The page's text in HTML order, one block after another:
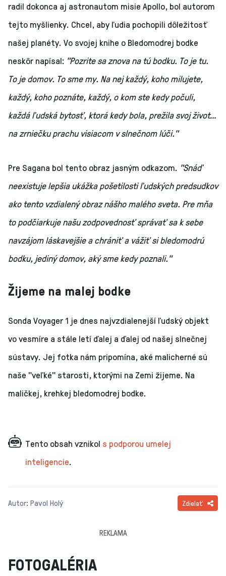
radil dokonca aj astronautom misie Apollo, bol autorom
tejto myšlienky. Chcel, aby ľudia pochopili dôležitosť
našej planéty. Vo svojej knihe o Bledomodrej bodke
neskôr napísal: "Pozrite sa znova na tú bodku. To je tu.
To je domov. To sme my. Na nej každý, koho milujete,
každý, koho poznáte, každý, o kom ste kedy počuli,
každá ľudská bytosť, ktorá kedy bola, prežila svoj život…
na zrniečku prachu visiacom v slnečnom lúči."
Pre Sagana bol tento obraz jasným odkazom. "Snáď
neexistuje lepšia ukážka pošetilosti ľudských predsudkov
ako tento vzdialený obraz nášho malého sveta. Pre mňa
to podčiarkuje našu zodpovednosť správať sa k sebe
navzájom láskavejšie a chrániť a vážiť si bledomodrú
bodku, jediný domov, aký sme kedy poznali."
Žijeme na malej bodke
Sonda Voyager 1 je dnes najvzdialenejší ľudský objekt
vo vesmíre a stále letí ďalej a ďalej od našej slnečnej
sústavy. Jej fotka nám pripomína, aké malicherné sú
naše "veľké" starosti, ktorými na Zemi žijeme. Na
maličkej, krehkej bledomodrej bodke.
Tento obsah vznikol s podporou umelej
inteligencie.
Autor: Pavol Holý Zdielať
REKLAMA
FOTOGALÉRIA